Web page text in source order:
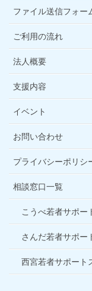
ファイル送信フォー
ご利用の流れ
法人概要
支援内容
イベント
お問い合わせ
プライバシーポリシ
相談窓口一覧
こうべ若者サポー
さんだ若者サポー
西宮若者サポート